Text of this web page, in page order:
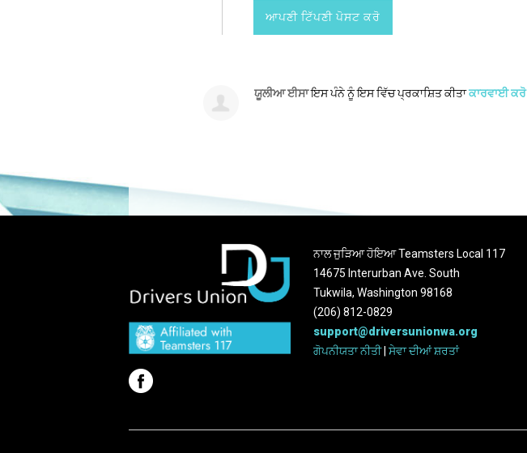
ਯੂਲੀਆ ਈਸਾਇਸ ਪੰਨੇ ਨੂੰ ਇਸ ਵਿੱਚ ਪ੍ਰਕਾਸ਼ਿਤ ਕੀਤਾਕਾਰਵਾਈ ਕਰੋ
ਨਾਲ ਜੁੜਿਆ ਹੋਇਆ Teamsters Local 117
14675 Interurban Ave. South
Tukwila, Washington 98168
(206) 812-0829
support@driversunionwa.org
ਗੋਪਨੀਯਤਾ ਨੀਤੀ| ਸੇਵਾ ਦੀਆਂ ਸ਼ਰਤਾਂ